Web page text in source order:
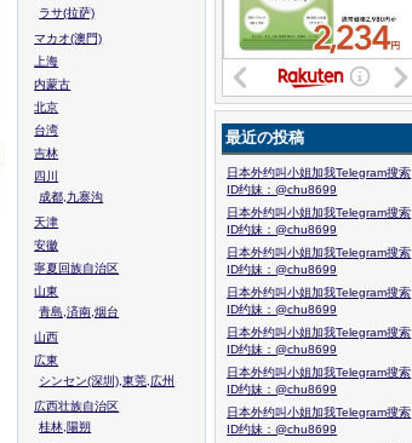
ラサ(拉萨)
マカオ(澳門)
上海
内蒙古
北京
台湾
吉林
四川
成都,九寨沟
天津
安徽
寧夏回族自治区
山東
青島,済南,烟台
山西
広東
シンセン(深圳),東莞,広州
広西壮族自治区
桂林,陽朔
最近の投稿
日本外约叫小姐加我Telegram搜索
ID约妹：@chu8699
日本外约叫小姐加我Telegram搜索
ID约妹：@chu8699
日本外约叫小姐加我Telegram搜索
ID约妹：@chu8699
日本外约叫小姐加我Telegram搜索
ID约妹：@chu8699
日本外约叫小姐加我Telegram搜索
ID约妹：@chu8699
日本外约叫小姐加我Telegram搜索
ID约妹：@chu8699
日本外约叫小姐加我Telegram搜索
ID约妹：@chu8699